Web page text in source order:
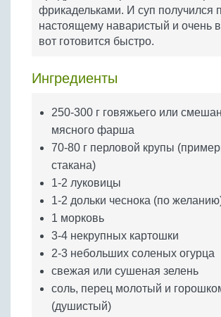
Бобовые
Яйца
фрикадельками. И суп получился
настоящему наваристый и очень
вот готовится быстро.
Ингредиенты
250-300 г говяжьего или
мясного фарша
70-80 г перловой крупы
стакана)
1-2 луковицы
1-2 дольки чеснока (по
1 морковь
3-4 некрупных картошки
2-3 небольших соленых огурца
свежая или сушеная зелень
соль, перец молотый и
(душистый)